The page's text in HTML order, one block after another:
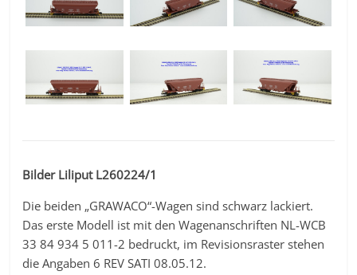
Bilder Liliput L260224/1
Die beiden „GRAWACO“-Wagen sind schwarz lackiert.
Das erste Modell ist mit den Wagenanschriften NL-WCB
33 84 934 5 011-2 bedruckt, im Revisionsraster stehen
die Angaben 6 REV SATI 08.05.12.